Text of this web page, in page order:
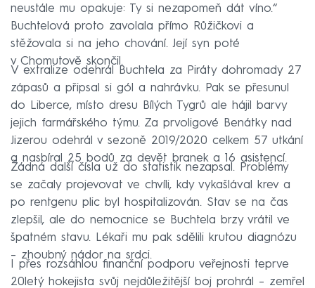
neustále mu opakuje: Ty si nezapomeň dát víno.“
Buchtelová proto zavolala přímo Růžičkovi a
stěžovala si na jeho chování. Její syn poté
v Chomutově skončil.
V extralize odehrál Buchtela za Piráty dohromady 27
zápasů a připsal si gól a nahrávku. Pak se přesunul
do Liberce, místo dresu Bílých Tygrů ale hájil barvy
jejich farmářského týmu. Za prvoligové Benátky nad
Jizerou odehrál v sezoně 2019/2020 celkem 57 utkání
a nasbíral 25 bodů za devět branek a 16 asistencí.
Žádná další čísla už do statistik nezapsal. Problémy
se začaly projevovat ve chvíli, kdy vykašlával krev a
po rentgenu plic byl hospitalizován. Stav se na čas
zlepšil, ale do nemocnice se Buchtela brzy vrátil ve
špatném stavu. Lékaři mu pak sdělili krutou diagnózu
– zhoubný nádor na srdci.
I přes rozsáhlou finanční podporu veřejnosti teprve
20letý hokejista svůj nejdůležitější boj prohrál – zemřel